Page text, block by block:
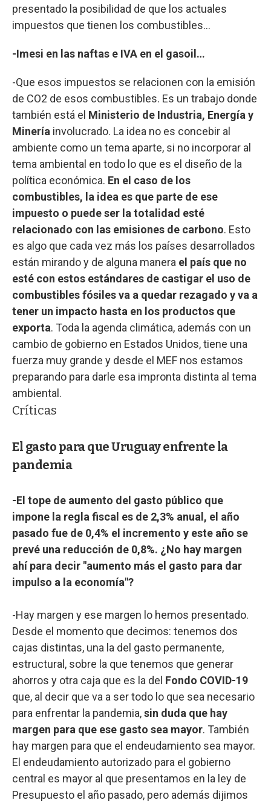
presentado la posibilidad de que los actuales
impuestos que tienen los combustibles...
-Imesi en las naftas e IVA en el gasoil…
-Que esos impuestos se relacionen con la emisión
de CO2 de esos combustibles. Es un trabajo donde
también está el Ministerio de Industria, Energía y
Minería involucrado. La idea no es concebir al
ambiente como un tema aparte, si no incorporar al
tema ambiental en todo lo que es el diseño de la
política económica. En el caso de los
combustibles, la idea es que parte de ese
impuesto o puede ser la totalidad esté
relacionado con las emisiones de carbono. Esto
es algo que cada vez más los países desarrollados
están mirando y de alguna manera el país que no
esté con estos estándares de castigar el uso de
combustibles fósiles va a quedar rezagado y va a
tener un impacto hasta en los productos que
exporta. Toda la agenda climática, además con un
cambio de gobierno en Estados Unidos, tiene una
fuerza muy grande y desde el MEF nos estamos
preparando para darle esa impronta distinta al tema
ambiental.
Críticas
El gasto para que Uruguay enfrente la
pandemia
-El tope de aumento del gasto público que
impone la regla fiscal es de 2,3% anual, el año
pasado fue de 0,4% el incremento y este año se
prevé una reducción de 0,8%. ¿No hay margen
ahí para decir "aumento más el gasto para dar
impulso a la economía"?
-Hay margen y ese margen lo hemos presentado.
Desde el momento que decimos: tenemos dos
cajas distintas, una la del gasto permanente,
estructural, sobre la que tenemos que generar
ahorros y otra caja que es la del Fondo COVID-19
que, al decir que va a ser todo lo que sea necesario
para enfrentar la pandemia,sin duda que hay
margen para que ese gasto sea mayor. También
hay margen para que el endeudamiento sea mayor.
El endeudamiento autorizado para el gobierno
central es mayor al que presentamos en la ley de
Presupuesto el año pasado, pero además dijimos